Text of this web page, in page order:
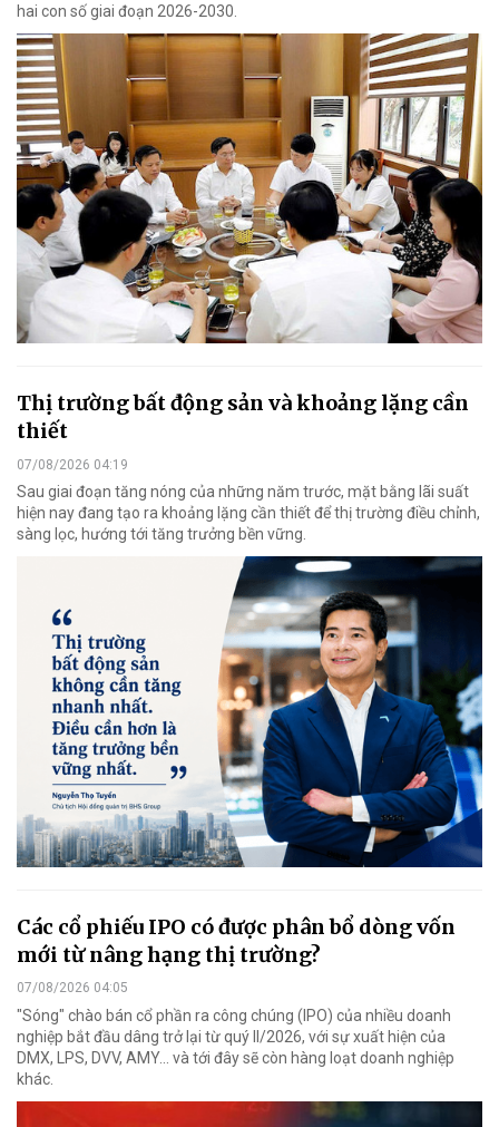
hai con số giai đoạn 2026-2030.
Thị trường bất động sản và khoảng lặng cần
thiết
07/08/2026 04:19
Sau giai đoạn tăng nóng của những năm trước, mặt bằng lãi suất
hiện nay đang tạo ra khoảng lặng cần thiết để thị trường điều chỉnh,
sàng lọc, hướng tới tăng trưởng bền vững.
Các cổ phiếu IPO có được phân bổ dòng vốn
mới từ nâng hạng thị trường?
07/08/2026 04:05
"Sóng" chào bán cổ phần ra công chúng (IPO) của nhiều doanh
nghiệp bắt đầu dâng trở lại từ quý II/2026, với sự xuất hiện của
DMX, LPS, DVV, AMY... và tới đây sẽ còn hàng loạt doanh nghiệp
khác.